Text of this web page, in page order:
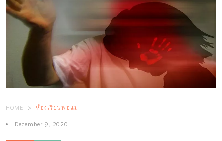
HOME ห้องเรียนพ่อแม่
December 9, 2020